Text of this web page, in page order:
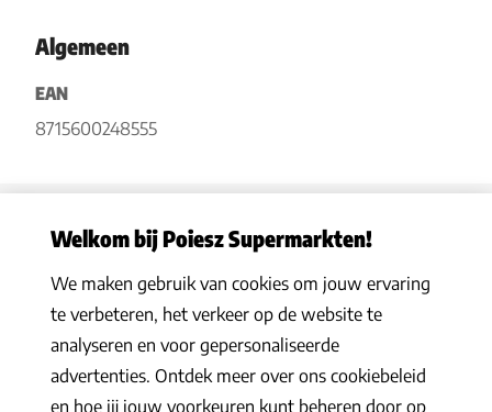
Algemeen
EAN
8715600248555
Privacy statement|Algemene voorwaarden |Hoe werkt het |
Veelgestelde vragen|Cookies
© 2026 Poiesz Supermarkten B.V. Alle rechten voorbehouden
Welkom bij Poiesz Supermarkten!
We maken gebruik van cookies om jouw ervaring
te verbeteren, het verkeer op de website te
analyseren en voor gepersonaliseerde
advertenties. Ontdek meer over ons cookiebeleid
en hoe jij jouw voorkeuren kunt beheren door op